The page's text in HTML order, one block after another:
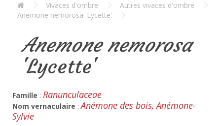
Vivaces d'ombre
Autres vivaces d'ombre
Anemone nemorosa 'Lycette'
Anemone nemorosa
'Lycette'
Famille : Ranunculaceae
Nom vernaculaire :Anémone des bois, Anémone-
Sylvie